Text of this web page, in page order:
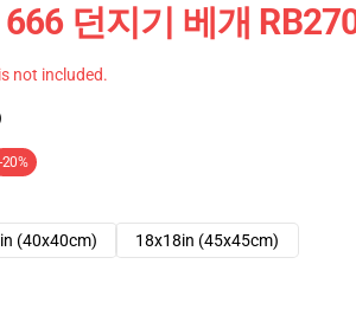
던지기 베개
not included.
-20%
(40x40cm) 18x18in (45x45cm)